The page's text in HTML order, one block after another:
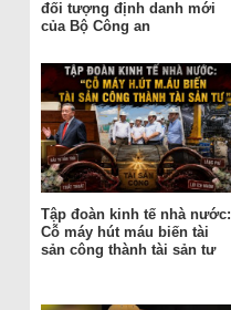
đối tượng định danh mới
của Bộ Công an
Tập đoàn kinh tế nhà nước:
Cỗ máy hút máu biến tài
sản công thành tài sản tư